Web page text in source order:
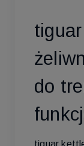
do
tiguar